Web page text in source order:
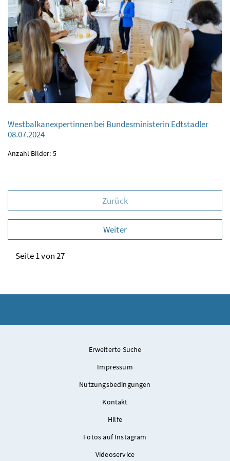
Westbalkanexpertinnen bei Bundesministerin Edtstadler
Westbalkanexpertinnen bei Bundesministerin Edtstadler
08.07.2024
Anzahl Bilder: 5
Zurück
Weiter
Seite 1 von 27
Erweiterte Suche
Impressum
Nutzungsbedingungen
Kontakt
Hilfe
Fotos auf Instagram
Videoservice